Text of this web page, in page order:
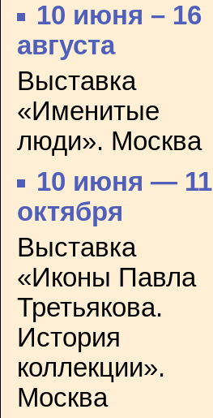
10 июня – 16
августа
Выставка
«Именитые
люди». Москва
10 июня — 11
октября
Выставка
«Иконы Павла
Третьякова.
История
коллекции».
Москва